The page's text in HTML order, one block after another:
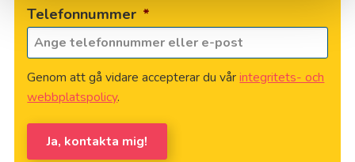
Telefonnummer *
Genom att gå vidare accepterar du vårintegritets- och
webbplatspolicy.
Ja, kontakta mig!